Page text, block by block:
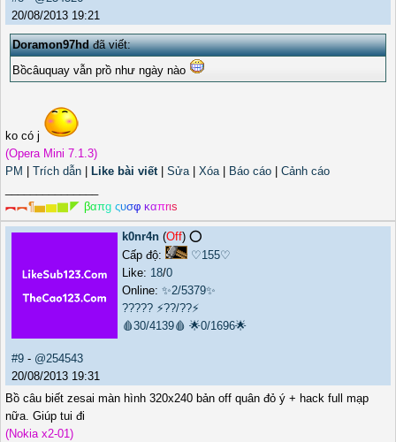
20/08/2013 19:21
Doramon97hdđã viết:
Bồcâuquay vẫn prồ như ngày nào
ko có j
(Opera Mini 7.1.3)
PM
Trích dẫn Like bài viết| Sửa| Xóa| Báo cáo
Cảnh cáo
︻︻¶▅▆▇◤ βαπg ςυσφ καπrιs
k0nr4n (Off) ⭕️
Cấp độ:
♡155♡
Like: 18/0
Online: ✨2/5379✨
????? ⚡??/??⚡
🩸30/4139🩸 🌟0/1696🌟
#9 - @254543
20/08/2013 19:31
Bồ câu biết zesai màn hình 320x240 bản off quân đỏ ý + hack full mạp
nữa. Giúp tui đi
(Nokia x2-01)